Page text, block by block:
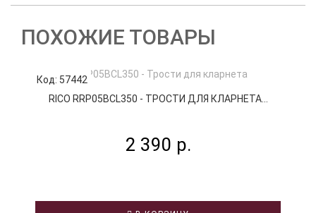
ПОХОЖИЕ ТОВАРЫ
Код: 57442
RICO RRP05BCL350 - ТРОСТИ ДЛЯ КЛАРНЕТА...
2 390 р.